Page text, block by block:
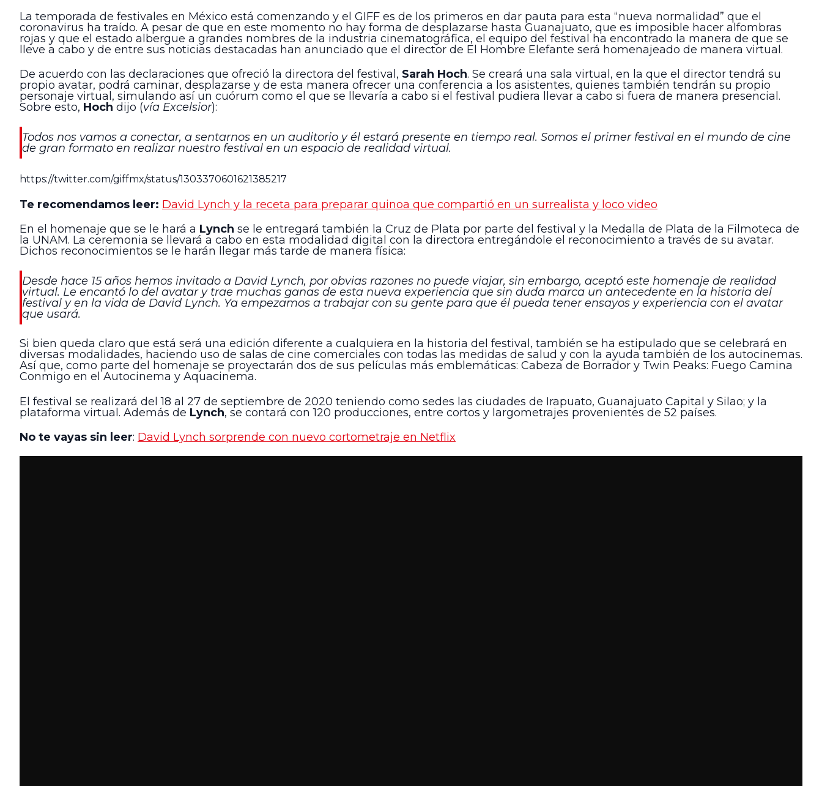
La temporada de festivales en México está comenzando y el GIFF es de los primeros en dar pauta para esta “nueva normalidad” que el
coronavirus ha traído. A pesar de que en este momento no hay forma de desplazarse hasta Guanajuato, que es imposible hacer alfombras
rojas y que el estado albergue a grandes nombres de la industria cinematográfica, el equipo del festival ha encontrado la manera de que se
lleve a cabo y de entre sus noticias destacadas han anunciado que el director de El Hombre Elefante será homenajeado de manera virtual.
De acuerdo con las declaraciones que ofreció la directora del festival, Sarah Hoch. Se creará una sala virtual, en la que el director tendrá su
propio avatar, podrá caminar, desplazarse y de esta manera ofrecer una conferencia a los asistentes, quienes también tendrán su propio
personaje virtual, simulando así un cuórum como el que se llevaría a cabo si el festival pudiera llevar a cabo si fuera de manera presencial.
Sobre esto, Hoch dijo (vía Excelsior):
Todos nos vamos a conectar, a sentarnos en un auditorio y él estará presente en tiempo real. Somos el primer festival en el mundo de cine
de gran formato en realizar nuestro festival en un espacio de realidad virtual.
https://twitter.com/giffmx/status/1303370601621385217
Te recomendamos leer: David Lynch y la receta para preparar quinoa que compartió en un surrealista y loco video
En el homenaje que se le hará a Lynch se le entregará también la Cruz de Plata por parte del festival y la Medalla de Plata de la Filmoteca de
la UNAM. La ceremonia se llevará a cabo en esta modalidad digital con la directora entregándole el reconocimiento a través de su avatar.
Dichos reconocimientos se le harán llegar más tarde de manera física:
Desde hace 15 años hemos invitado a David Lynch, por obvias razones no puede viajar, sin embargo, aceptó este homenaje de realidad
virtual. Le encantó lo del avatar y trae muchas ganas de esta nueva experiencia que sin duda marca un antecedente en la historia del
festival y en la vida de David Lynch. Ya empezamos a trabajar con su gente para que él pueda tener ensayos y experiencia con el avatar
que usará.
Si bien queda claro que está será una edición diferente a cualquiera en la historia del festival, también se ha estipulado que se celebrará en
diversas modalidades, haciendo uso de salas de cine comerciales con todas las medidas de salud y con la ayuda también de los autocinemas.
Así que, como parte del homenaje se proyectarán dos de sus películas más emblemáticas: Cabeza de Borrador y Twin Peaks: Fuego Camina
Conmigo en el Autocinema y Aquacinema.
El festival se realizará del 18 al 27 de septiembre de 2020 teniendo como sedes las ciudades de Irapuato, Guanajuato Capital y Silao; y la
plataforma virtual. Además de Lynch, se contará con 120 producciones, entre cortos y largometrajes provenientes de 52 países.
No te vayas sin leer: David Lynch sorprende con nuevo cortometraje en Netflix